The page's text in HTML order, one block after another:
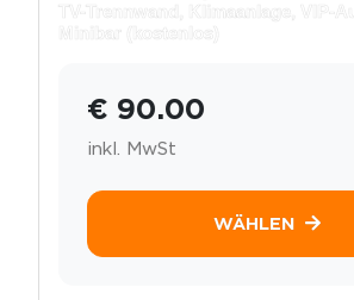
TV-Trennwand, Klimaanlage, VIP-
Minibar (kostenlos)
€ 90.00
inkl. MwSt
WÄHLEN